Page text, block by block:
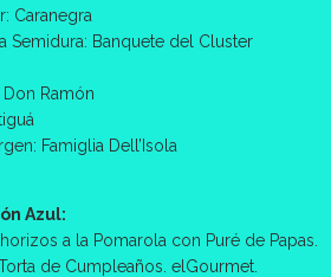
Caranegra
Semidura: Banquete del Cluster
Don Ramón
Famiglia Dell’Isola
Azul:
a la Pomarola con Puré de Papas.
de Cumpleaños. elGourmet.